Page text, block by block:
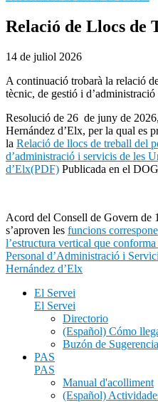
Relació de Llocs de
14 de juliol 2026
A continuació trobarà la relació
tècnic, de gestió i
Resolució de 26 de juny de
Hernández d’Elx, per la qual es
la Relació de llocs de treball del
d’administració i servicis de les
d’Elx(PDF) Publicada en el
Acord del Consell de Govern de
s’aproven les funcions
l’estructura vertical que
Personal d’Administració i
Hernández d’Elx
El Servei
El Servei
Directorio
(Español) Cómo
Buzón de
PAS
PAS
Manual d'acolliment
(Español)